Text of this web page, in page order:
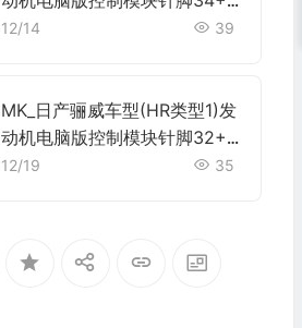
5+32+33+35+31针 端子图
12/14 39
MK_日产骊威车型(HR类型1)发
动机电脑版控制模块针脚32+4
8+32 端子图
12/19 35